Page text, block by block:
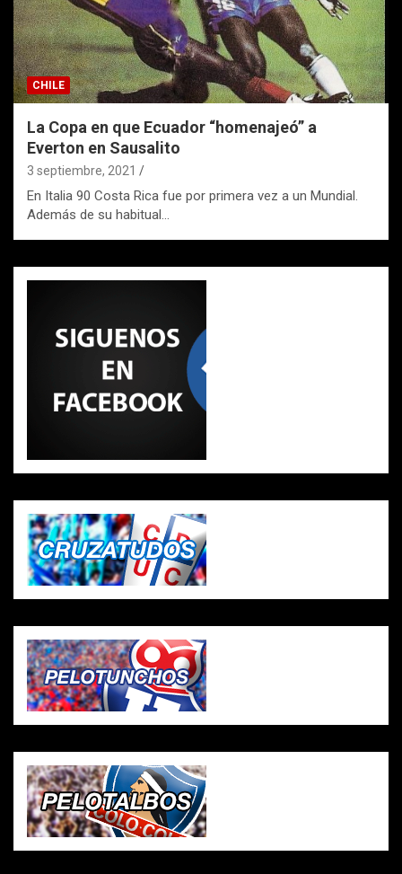
CHILE
La Copa en que Ecuador “homenajeó” a
Everton en Sausalito
3 septiembre, 2021
En Italia 90 Costa Rica fue por primera vez a un Mundial.
Además de su habitual…